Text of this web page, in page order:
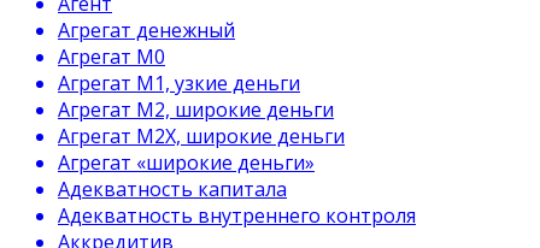
Агрегат денежный
Агрегат М0
Агрегат М1, узкие деньги
Агрегат М2, широкие деньги
Агрегат М2Х, широкие деньги
Агрегат «широкие деньги»
Адекватность капитала
Адекватность внутреннего контроля
Аккредитив